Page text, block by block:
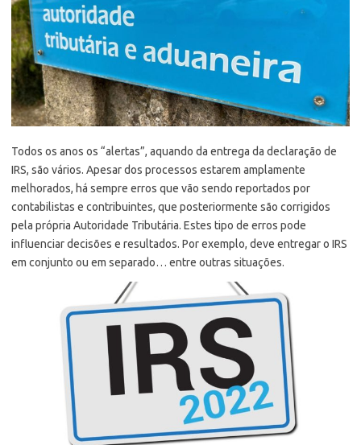
Todos os anos os “alertas”, aquando da entrega da declaração de
IRS, são vários. Apesar dos processos estarem amplamente
melhorados, há sempre erros que vão sendo reportados por
contabilistas e contribuintes, que posteriormente são corrigidos
pela própria Autoridade Tributária. Estes tipo de erros pode
influenciar decisões e resultados. Por exemplo, deve entregar o IRS
em conjunto ou em separado… entre outras situações.